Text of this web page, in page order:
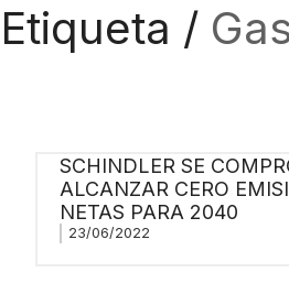
Etiqueta /
SCHINDLER SE
ALCANZAR CERO
NETAS PARA 2040
23/06/2022